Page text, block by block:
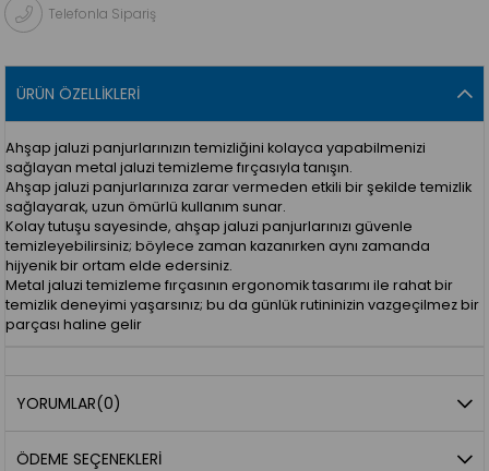
Telefonla Sipariş
ÜRÜN ÖZELLIKLERI
Ahşap jaluzi panjurlarınızın temizliğini kolayca yapabilmenizi
sağlayan metal jaluzi temizleme fırçasıyla tanışın.
Ahşap jaluzi panjurlarınıza zarar vermeden etkili bir şekilde temizlik
sağlayarak, uzun ömürlü kullanım sunar.
Kolay tutuşu sayesinde, ahşap jaluzi panjurlarınızı güvenle
temizleyebilirsiniz; böylece zaman kazanırken aynı zamanda
hijyenik bir ortam elde edersiniz.
Metal jaluzi temizleme fırçasının ergonomik tasarımı ile rahat bir
temizlik deneyimi yaşarsınız; bu da günlük rutininizin vazgeçilmez bir
parçası haline gelir
YORUMLAR(0)
ÖDEME SEÇENEKLERI